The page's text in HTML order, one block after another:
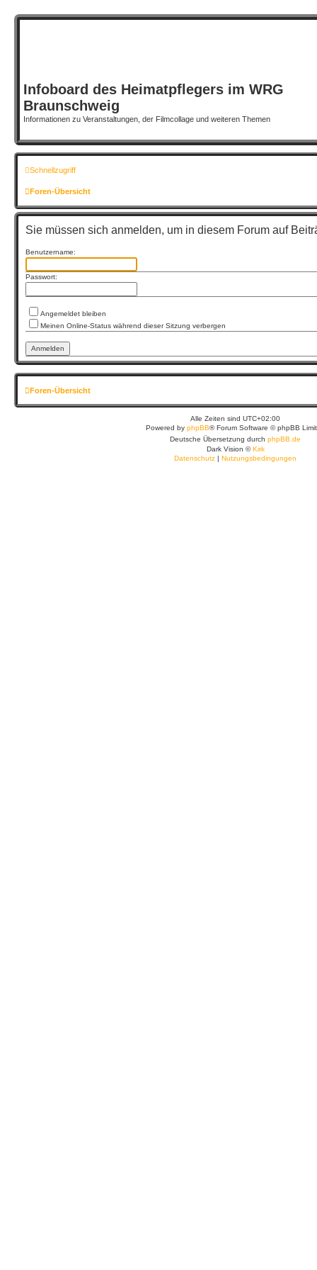
Infoboard des Heimatpflegers im WRG
Braunschweig
Informationen zu Veranstaltungen, der Filmcollage und weiteren Themen
Schnellzugriff
Foren-Übersicht
Sie müssen sich anmelden, um in diesem Forum auf
Benutzername:
Passwort:
Angemeldet bleiben
Meinen Online-Status während dieser Sitzung verbergen
Foren-Übersicht
Alle Zeiten sind UTC+02:00
Powered by phpBB® Forum Software © phpBB
Deutsche Übersetzung durch phpBB.de
Dark Vision ©Kirk
Datenschutz | Nutzungsbedingungen